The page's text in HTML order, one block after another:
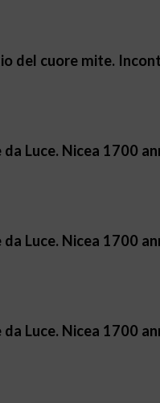
del cuore mite.
Luce. Nicea 1700
Luce. Nicea 1700
Luce. Nicea 1700